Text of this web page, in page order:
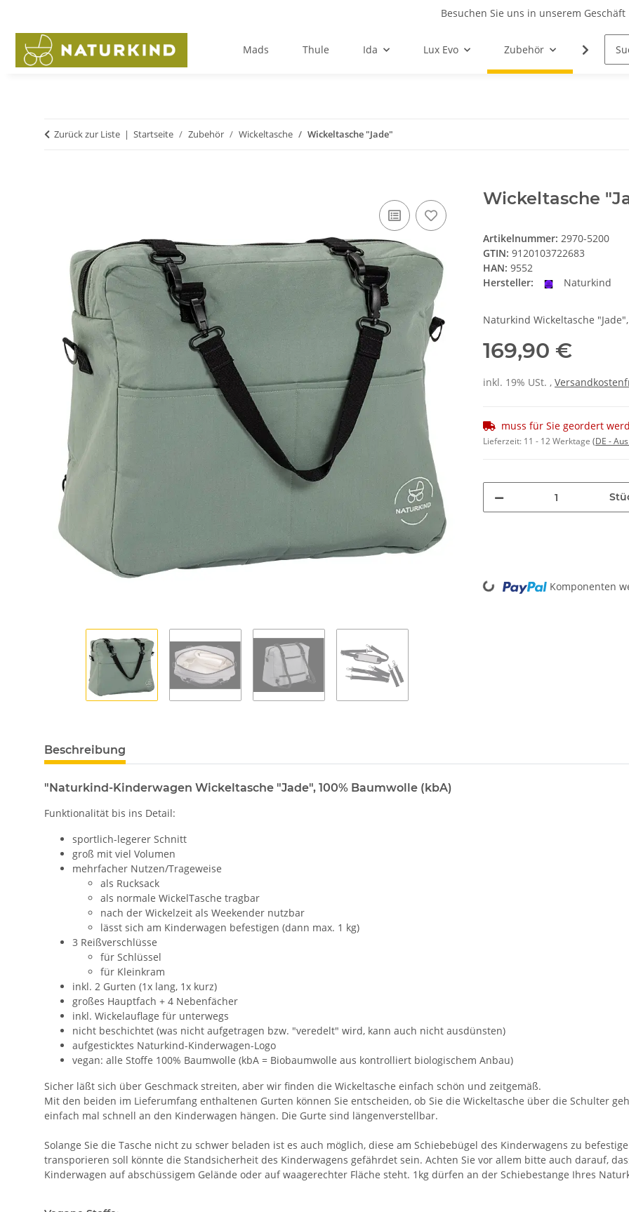
Besuchen Sie uns in unserem Geschäft
Mads Thule Ida Lux Evo Zubehör
Zurück zur Liste Startseite Zubehör Wickeltasche Wickeltasche "Jade"
Wickeltasche
Artikelnummer: 2970-5200
GTIN: 9120103722683
HAN: 9552
Hersteller:
Naturkind
Naturkind Wickeltasche
169,90 €
inkl. 19% USt. ,
muss für Sie geordert
Lieferzeit: 11 - 12 Werktage (DE -
Loading... Komponenten
Beschreibung
"Naturkind-Kinderwagen Wickeltasche "Jade", 100% Baumwolle (kbA)
Funktionalität bis ins Detail:
sportlich-legerer Schnitt
groß mit viel Volumen
mehrfacher Nutzen/Trageweise
als Rucksack
als normale WickelTasche tragbar
nach der Wickelzeit als Weekender nutzbar
lässt sich am Kinderwagen befestigen (dann max. 1 kg)
3 Reißverschlüsse
für Schlüssel
für Kleinkram
inkl. 2 Gurten (1x lang, 1x kurz)
großes Hauptfach + 4 Nebenfächer
inkl. Wickelauflage für unterwegs
nicht beschichtet (was nicht aufgetragen bzw. "veredelt" wird, kann auch nicht ausdünsten)
aufgesticktes Naturkind-Kinderwagen-Logo
vegan: alle Stoffe 100% Baumwolle (kbA = Biobaumwolle aus kontrolliert biologischem Anbau)
Sicher läßt sich über Geschmack streiten, aber wir finden die Wickeltasche einfach schön und zeitgemäß.
Mit den beiden im Lieferumfang enthaltenen Gurten können Sie entscheiden, ob Sie die Wickeltasche über die Schulter
einfach mal schnell an den Kinderwagen hängen. Die Gurte sind längenverstellbar.
Solange Sie die Tasche nicht zu schwer beladen ist es auch möglich, diese am Schiebebügel des Kinderwagens zu
transporieren soll könnte die Standsicherheit des Kinderwagens gefährdet sein. Achten Sie vor allem bitte auch darauf,
Kinderwagen auf abschüssigem Gelände oder auf waagerechter Fläche steht. 1kg dürfen an der Schiebestange Ihres